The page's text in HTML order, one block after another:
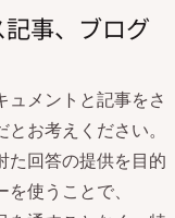
事、ブログ
メントと記事をさ
お考えください。
た回答の提供を目的
使うことで、